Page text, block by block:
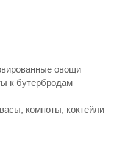
овощи
к бутербродам
компоты, коктейли